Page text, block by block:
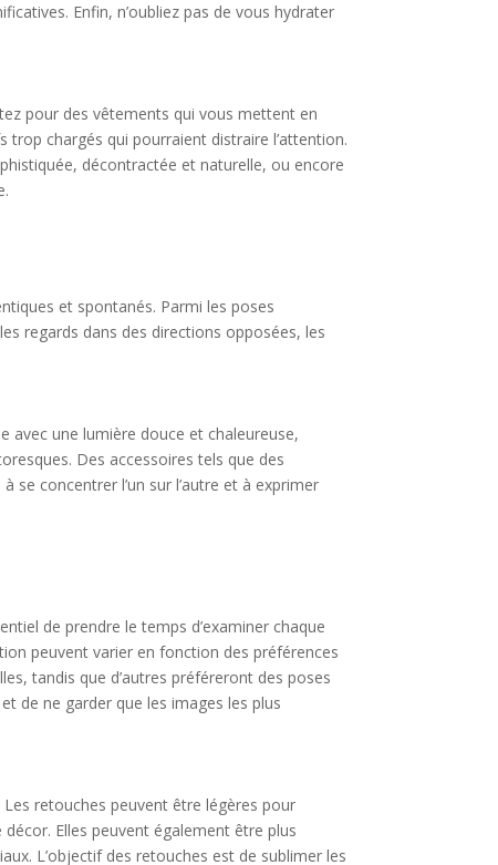
Enfin, n’oubliez pas de vous hydrater
pour des vêtements qui vous mettent en
trop chargés qui pourraient distraire l’attention.
décontractée et naturelle, ou encore
et spontanés. Parmi les poses
regards dans des directions opposées, les
avec une lumière douce et chaleureuse,
Des accessoires tels que des
concentrer l’un sur l’autre et à exprimer
de prendre le temps d’examiner chaque
peuvent varier en fonction des préférences
tandis que d’autres préféreront des poses
de ne garder que les images les plus
retouches peuvent être légères pour
Elles peuvent également être plus
L’objectif des retouches est de sublimer les